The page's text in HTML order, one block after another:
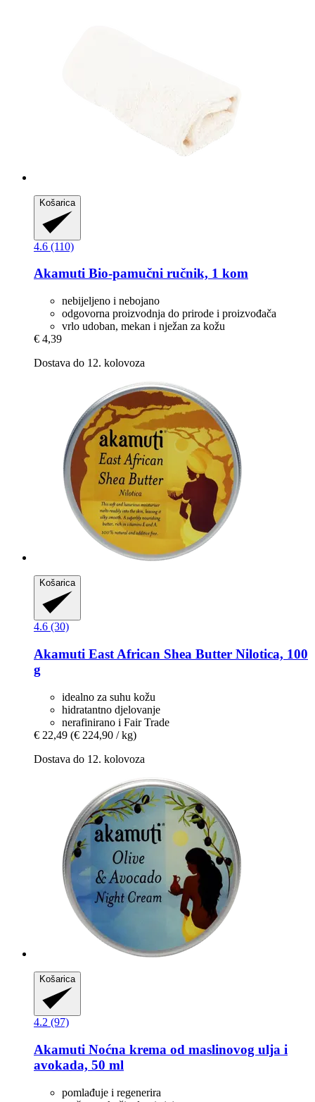
Košarica
4.6 (110)
Akamuti Bio-​pamučni ručnik, 1 kom
nebijeljeno i nebojano
odgovorna proizvodnja do prirode i proizvođača
vrlo udoban, mekan i nježan za kožu
€ 4,39
Dostava do 12. kolovoza
Košarica
4.6 (30)
Akamuti East African Shea Butter Nilotica, 100
g
idealno za suhu kožu
hidratantno djelovanje
nerafinirano i Fair Trade
€ 22,49 (€ 224,90 / kg)
Dostava do 12. kolovoza
Košarica
4.2 (97)
Akamuti Noćna krema od maslinovog ulja i
avokada, 50 ml
pomlađuje i regenerira